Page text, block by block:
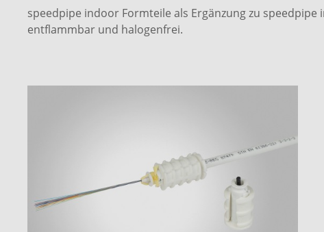
speedpipe indoor Formteile als Ergänzung zu speedpipe
entflammbar und halogenfrei.